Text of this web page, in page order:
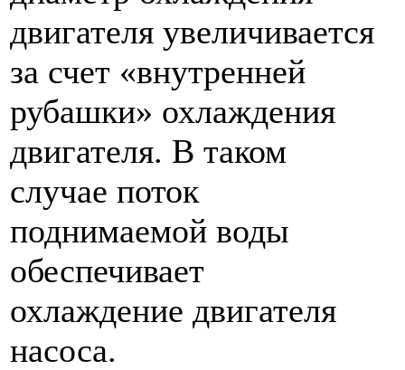
двигателя увеличивается
за счет «внутренней
рубашки» охлаждения
двигателя. В таком
случае поток
поднимаемой воды
обеспечивает
охлаждение двигателя
насоса.